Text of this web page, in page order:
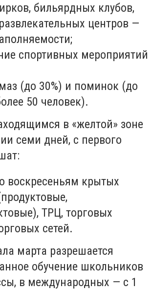
бильярдных клубов,
центров —
спортивных мероприятий
(до 30%) и поминок (до
50 человек).
в «желтой» зоне
семи дней, с первого
воскресеньям крытых
ТРЦ, торговых
сетей.
марта разрешается
обучение школьников
в международных — с 1